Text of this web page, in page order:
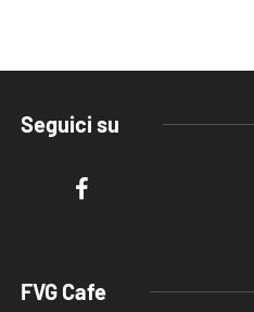
Seguici su
FVG Cafe